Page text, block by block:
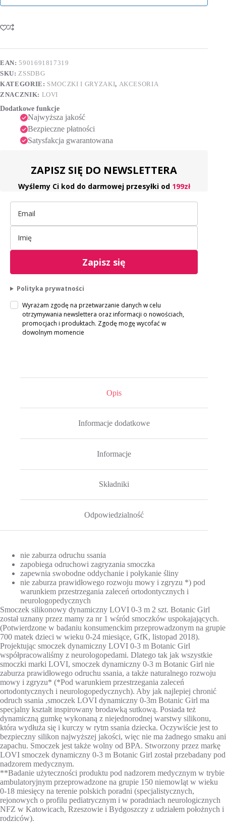
EAN:5901691817319
SKU:ZSSDBG
KATEGORIE: SMOCZKI I GRYZAKI, AKCESORIA
ZNACZNIK: LOVI
Dodatkowe funkcje
Najwyższa jakość
Bezpieczne płatności
Satysfakcja gwarantowana
ZAPISZ SIĘ DO NEWSLETTERA
Wyślemy Ci kod do darmowej przesyłki od 199zł
Zapisz się
Polityka prywatności
Wyrażam zgodę na przetwarzanie danych w celu
otrzymywania newslettera oraz informacji o nowościach,
promocjach i produktach. Zgodę mogę wycofać w
dowolnym momencie
Opis
Informacje dodatkowe
Informacje
Składniki
Odpowiedzialność
nie zaburza odruchu ssania
zapobiega odruchowi zagryzania smoczka
zapewnia swobodne oddychanie i połykanie śliny
nie zaburza prawidłowego rozwoju mowy i zgryzu *) pod
warunkiem przestrzegania zaleceń ortodontycznych i
neurologopedycznych
Smoczek silikonowy dynamiczny LOVI 0-3 m 2 szt. Botanic Girl
został uznany przez mamy za nr 1 wśród smoczków uspokajających.
(Potwierdzone w badaniu konsumenckim przeprowadzonym na grupie
700 matek dzieci w wieku 0-24 miesiące, GfK, listopad 2018).
Projektując smoczek dynamiczny LOVI 0-3 m Botanic Girl
współpracowaliśmy z neurologopedami. Dlatego tak jak wszystkie
smoczki marki LOVI, smoczek dynamiczny 0-3 m Botanic Girl nie
zaburza prawidłowego odruchu ssania, a także naturalnego rozwoju
mowy i zgryzu* (*Pod warunkiem przestrzegania zaleceń
ortodontycznych i neurologopedycznych). Aby jak najlepiej chronić
odruch ssania ,smoczek LOVI dynamiczny 0-3m Botanic Girl ma
specjalny kształt inspirowany brodawką sutkową. Posiada też
dynamiczną gumkę wykonaną z niejednorodnej warstwy silikonu,
która wydłuża się i kurczy w rytm ssania dziecka. Oczywiście jest to
bezpieczny silikon najwyższej jakości, więc nie ma żadnego smaku ani
zapachu. Smoczek jest także wolny od BPA. Stworzony przez markę
LOVI smoczek dynamiczny 0-3 m Botanic Girl został przebadany pod
nadzorem medycznym.
**Badanie użyteczności produktu pod nadzorem medycznym w trybie
ambulatoryjnym przeprowadzone na grupie 150 niemowląt w wieku
0-18 miesięcy na terenie polskich poradni (specjalistycznych,
rejonowych o profilu pediatrycznym i w poradniach neurologicznych
NFZ w Katowicach, Rzeszowie i Bydgoszczy z udziałem położnych i
rodziców).